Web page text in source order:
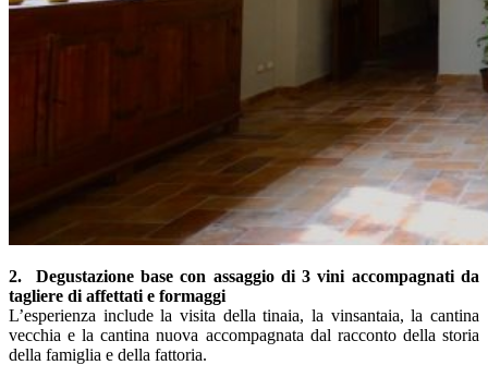
2. Degustazione base con assaggio di 3 vini accompagnati da
tagliere di affettati e formaggi
L’esperienza include la visita della tinaia, la vinsantaia, la cantina
vecchia e la cantina nuova accompagnata dal racconto della storia
della famiglia e della fattoria.